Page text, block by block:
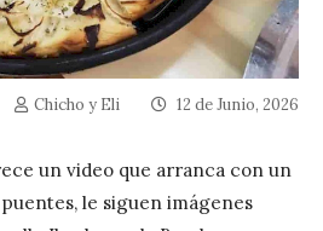
Chicho y Eli 12 de Junio, 2026
un video que arranca con un
le siguen imágenes